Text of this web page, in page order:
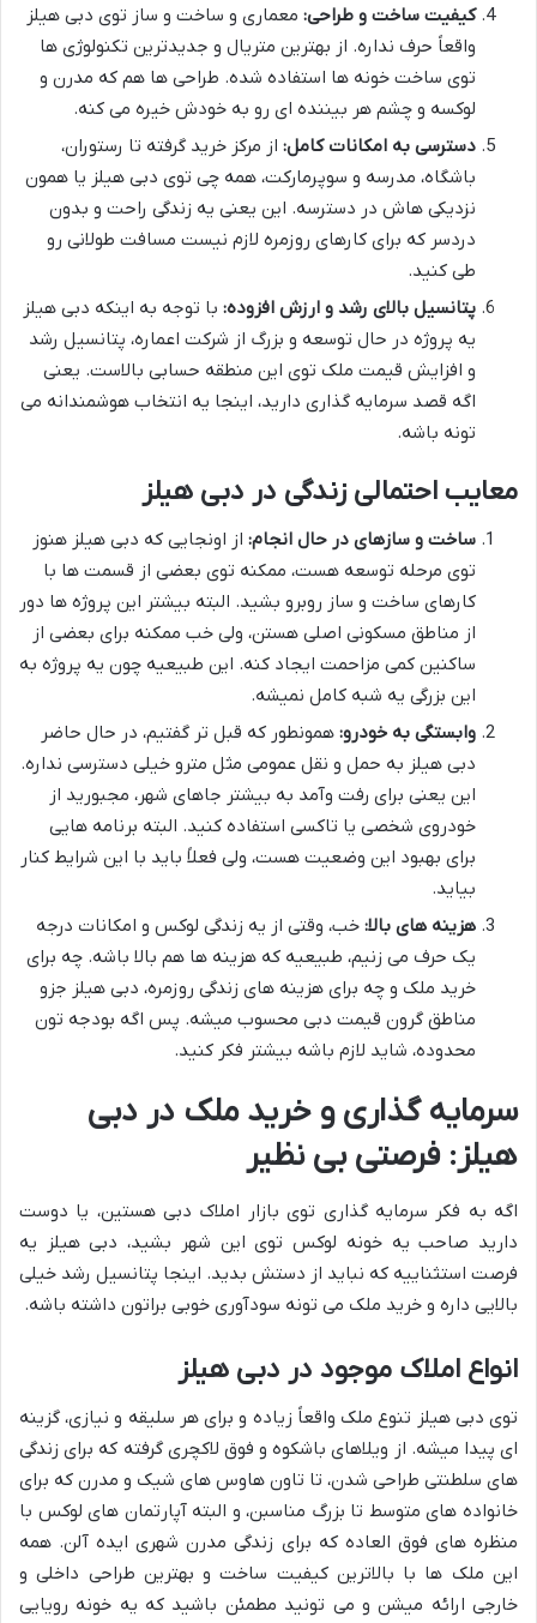
کیفیت ساخت و طراحی: معماری و ساخت و ساز توی دبی هیلز
واقعاً حرف نداره. از بهترین متریال و جدیدترین تکنولوژی ها
توی ساخت خونه ها استفاده شده. طراحی ها هم که مدرن و
لوکسه و چشم هر بیننده ای رو به خودش خیره می کنه.
دسترسی به امکانات کامل: از مرکز خرید گرفته تا رستوران،
باشگاه، مدرسه و سوپرمارکت، همه چی توی دبی هیلز یا همون
نزدیکی هاش در دسترسه. این یعنی یه زندگی راحت و بدون
دردسر که برای کارهای روزمره لازم نیست مسافت طولانی رو
طی کنید.
پتانسیل بالای رشد و ارزش افزوده: با توجه به اینکه دبی هیلز
یه پروژه در حال توسعه و بزرگ از شرکت اعماره، پتانسیل رشد
و افزایش قیمت ملک توی این منطقه حسابی بالاست. یعنی
اگه قصد سرمایه گذاری دارید، اینجا یه انتخاب هوشمندانه می
تونه باشه.
معایب احتمالی زندگی در دبی هیلز
ساخت و سازهای در حال انجام: از اونجایی که دبی هیلز هنوز
توی مرحله توسعه هست، ممکنه توی بعضی از قسمت ها با
کارهای ساخت و ساز روبرو بشید. البته بیشتر این پروژه ها دور
از مناطق مسکونی اصلی هستن، ولی خب ممکنه برای بعضی از
ساکنین کمی مزاحمت ایجاد کنه. این طبیعیه چون یه پروژه به
این بزرگی یه شبه کامل نمیشه.
وابستگی به خودرو: همونطور که قبل تر گفتیم، در حال حاضر
دبی هیلز به حمل و نقل عمومی مثل مترو خیلی دسترسی نداره.
این یعنی برای رفت وآمد به بیشتر جاهای شهر، مجبورید از
خودروی شخصی یا تاکسی استفاده کنید. البته برنامه هایی
برای بهبود این وضعیت هست، ولی فعلاً باید با این شرایط کنار
بیاید.
هزینه های بالا: خب، وقتی از یه زندگی لوکس و امکانات درجه
یک حرف می زنیم، طبیعیه که هزینه ها هم بالا باشه. چه برای
خرید ملک و چه برای هزینه های زندگی روزمره، دبی هیلز جزو
مناطق گرون قیمت دبی محسوب میشه. پس اگه بودجه تون
محدوده، شاید لازم باشه بیشتر فکر کنید.
سرمایه گذاری و خرید ملک در دبی
هیلز: فرصتی بی نظیر
اگه به فکر سرمایه گذاری توی بازار املاک دبی هستین، یا دوست
دارید صاحب یه خونه لوکس توی این شهر بشید، دبی هیلز یه
فرصت استثناییه که نباید از دستش بدید. اینجا پتانسیل رشد خیلی
بالایی داره و خرید ملک می تونه سودآوری خوبی براتون داشته باشه.
انواع املاک موجود در دبی هیلز
توی دبی هیلز تنوع ملک واقعاً زیاده و برای هر سلیقه و نیازی، گزینه
ای پیدا میشه. از ویلاهای باشکوه و فوق لاکچری گرفته که برای زندگی
های سلطنتی طراحی شدن، تا تاون هاوس های شیک و مدرن که برای
خانواده های متوسط تا بزرگ مناسبن، و البته آپارتمان های لوکس با
منظره های فوق العاده که برای زندگی مدرن شهری ایده آلن. همه
این ملک ها با بالاترین کیفیت ساخت و بهترین طراحی داخلی و
خارجی ارائه میشن و می تونید مطمئن باشید که یه خونه رویایی